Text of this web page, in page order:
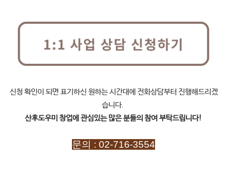
신청 확인이 되면 표기하신 원하는 시간대에 전화상담부터 진행해드리겠
습니다.
산후도우미 창업에 관심있는 많은 분들의 참여 부탁드립니다!
문의 : 02-716-3554